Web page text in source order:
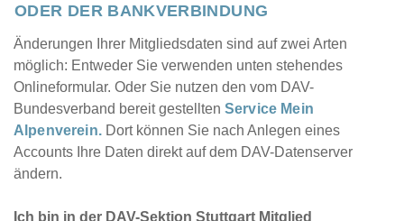
ODER DER BANKVERBINDUNG
Änderungen Ihrer Mitgliedsdaten sind auf zwei Arten
möglich: Entweder Sie verwenden unten stehendes
Onlineformular. Oder Sie nutzen den vom DAV-
Bundesverband bereit gestellten Service Mein
Alpenverein.Dort können Sie nach Anlegen eines
Accounts Ihre Daten direkt auf dem DAV-Datenserver
ändern.
Ich bin in der DAV-Sektion Stuttgart Mitglied